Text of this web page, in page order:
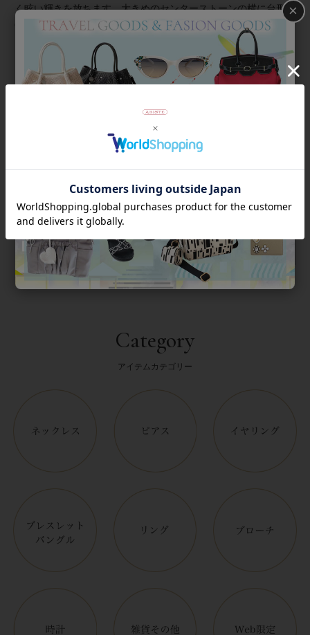
く眩い輝きを放ちます。大きめのセンターストーンの横に台形
のストーンを配し、華やかかつスタイリッシュに。
メタル部分はSV925にホワイトゴールドコーティングを施して
います。
まるで宝石を身につけるように、でも、それよりももっと気軽
に楽しめる、日常に小さな贅沢をもたらしてくれコレクショ
返品について
Category
アイテムカテゴリー
×